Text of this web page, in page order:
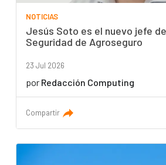
NOTICIAS
Jesús Soto es el nuevo jefe
Seguridad de Agroseguro
23 Jul 2026
por Redacción Computing
Compartir